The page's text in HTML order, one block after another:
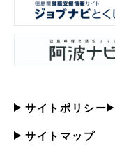
サイトポリシー
サイトマップ